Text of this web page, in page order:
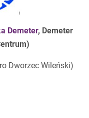
Demeter, Demeter
Dworzec Wileński)